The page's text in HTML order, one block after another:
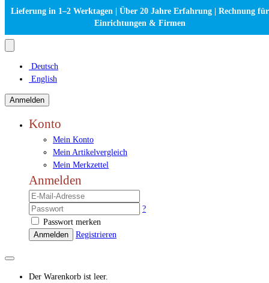
Deutsch
English
Anmelden
Konto
Mein Konto
Mein Artikelvergleich
Mein Merkzettel
Anmelden
?
Passwort merken
Anmelden
Registrieren
Der Warenkorb ist leer.
Lieferung in 1–2 Werktagen | Über 20 Jahre Erfahrung | Rechnung für
Einrichtungen & Firmen